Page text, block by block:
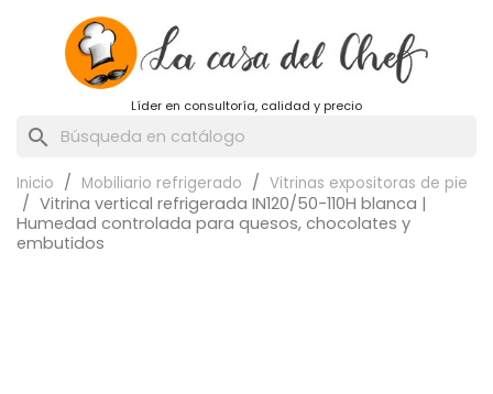
Líder en consultoría, calidad y precio
search
Inicio Mobiliario refrigerado Vitrinas expositoras de pie
Vitrina vertical refrigerada IN120/50-110H blanca |
Humedad controlada para quesos, chocolates y
embutidos